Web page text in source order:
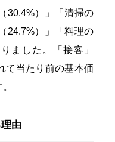
30.4%）」「清掃の
24.7%）」「料理の
ました。「接客」
て当たり前の基本価
由